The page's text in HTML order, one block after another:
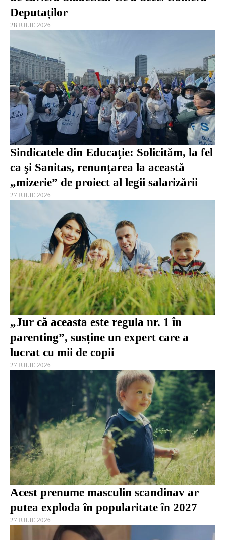
Deputaților
28 IULIE 2026
Sindicatele din Educaţie: Solicităm, la fel
ca şi Sanitas, renunţarea la această
„mizerie” de proiect al legii salarizării
27 IULIE 2026
„Jur că aceasta este regula nr. 1 în
parenting”, susține un expert care a
lucrat cu mii de copii
27 IULIE 2026
Acest prenume masculin scandinav ar
putea exploda în popularitate în 2027
27 IULIE 2026